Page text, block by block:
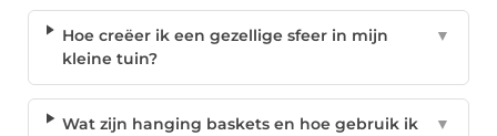
Hoe creëer ik een gezellige sfeer in mijn
kleine tuin?
▼
Wat zijn hanging baskets en hoe gebruik ik
▼